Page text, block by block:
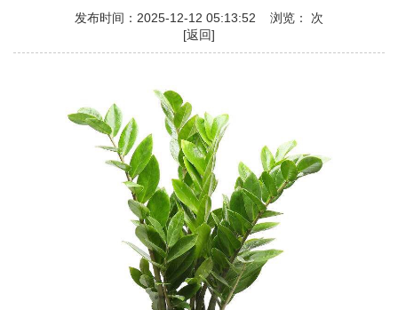
发布时间：2025-12-12 05:13:52 浏览：
次
[返回]